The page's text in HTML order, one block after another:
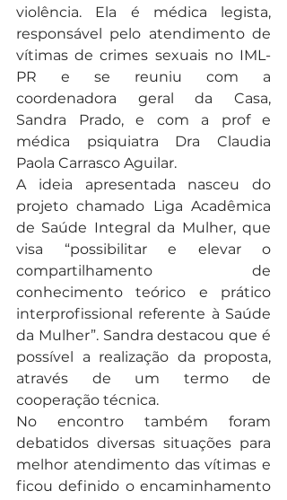
violência. Ela é médica legista,
responsável pelo atendimento de
vítimas de crimes sexuais no IML-
PR e se reuniu com a
coordenadora geral da Casa,
Sandra Prado, e com a prof e
médica psiquiatra Dra Claudia
Paola Carrasco Aguilar.
A ideia apresentada nasceu do
projeto chamado Liga Acadêmica
de Saúde Integral da Mulher, que
visa “possibilitar e elevar o
compartilhamento de
conhecimento teórico e prático
interprofissional referente à Saúde
da Mulher”. Sandra destacou que é
possível a realização da proposta,
através de um termo de
cooperação técnica.
No encontro também foram
debatidos diversas situações para
melhor atendimento das vítimas e
ficou definido o encaminhamento